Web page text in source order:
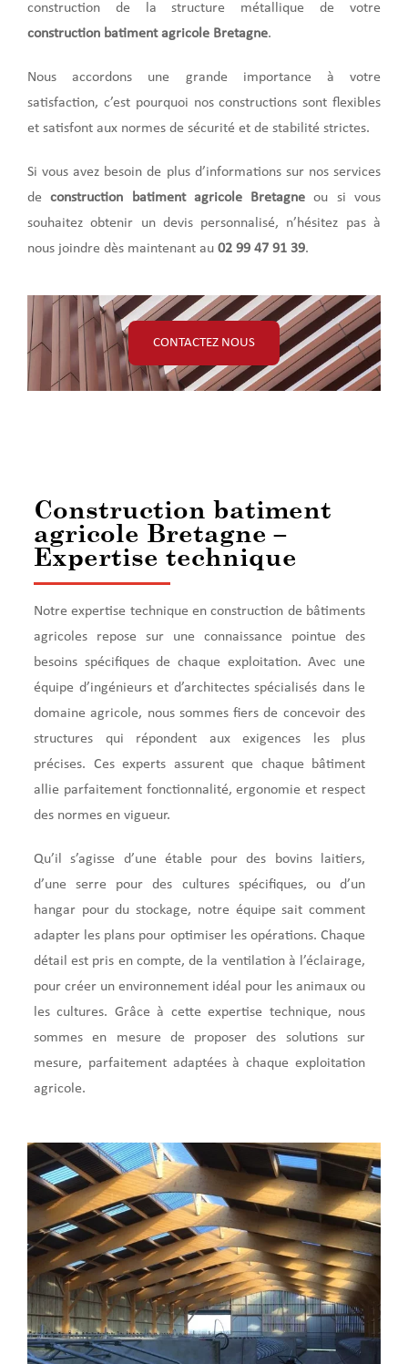
construction de la structure métallique de votre
construction batiment agricole Bretagne.
Nous accordons une grande importance à votre
satisfaction, c’est pourquoi nos constructions sont flexibles
et satisfont aux normes de sécurité et de stabilité strictes.
Si vous avez besoin de plus d’informations sur nos services
deconstruction batiment agricole Bretagne ou si vous
souhaitez obtenir un devis personnalisé, n’hésitez pas à
nous joindre dès maintenant au 02 99 47 91 39.
CONTACTEZ NOUS
Construction batiment
agricole Bretagne –
Expertise technique
Notre expertise technique en construction de bâtiments
agricoles repose sur une connaissance pointue des
besoins spécifiques de chaque exploitation. Avec une
équipe d’ingénieurs et d’architectes spécialisés dans le
domaine agricole, nous sommes fiers de concevoir des
structures qui répondent aux exigences les plus
précises. Ces experts assurent que chaque bâtiment
allie parfaitement fonctionnalité, ergonomie et respect
des normes en vigueur.
Qu’il s’agisse d’une étable pour des bovins laitiers,
d’une serre pour des cultures spécifiques, ou d’un
hangar pour du stockage, notre équipe sait comment
adapter les plans pour optimiser les opérations. Chaque
détail est pris en compte, de la ventilation à l’éclairage,
pour créer un environnement idéal pour les animaux ou
les cultures. Grâce à cette expertise technique, nous
sommes en mesure de proposer des solutions sur
mesure, parfaitement adaptées à chaque exploitation
agricole.